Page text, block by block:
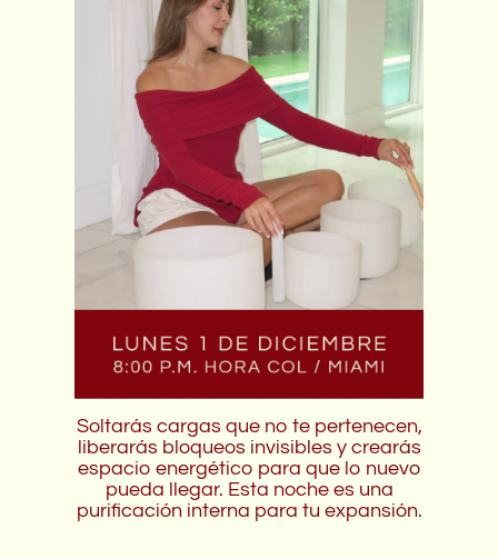
Soltarás cargas que no te pertenecen,
liberarás bloqueos invisibles y crearás
espacio energético para que lo nuevo
pueda llegar. Esta noche es una
purificación interna para tu expansión.